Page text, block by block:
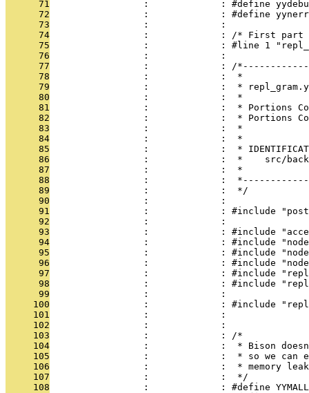
      71
:             : #define
      72
:             : #define
      73
                 :             :
      74
:             : /* First part
      75
:             : #line 1
      76
                 :             :
      77
:             : /
      78
                 :             :  *
      79
:             :  *
      80
                 :             :  *
      81
:             :  * Portions
      82
:             :  * Portions
      83
                 :             :  *
      84
                 :             :  *
      85
:             :  *
      86
:             :  *    src/
      87
                 :             :  *
      88
:             :
      89
                 :             :  */
      90
                 :             :
      91
:             : #include
      92
                 :             :
      93
:             : #include
      94
:             : #include
      95
:             : #include
      96
:             : #include
      97
:             : #include
      98
:             : #include
      99
                 :             :
     100
:             : #include
     101
                 :             :
     102
                 :             :
     103
                 :             : /*
     104
:             :  * Bison
     105
:             :  * so we can
     106
:             :  * memory
     107
                 :             :  */
     108
:             : #define